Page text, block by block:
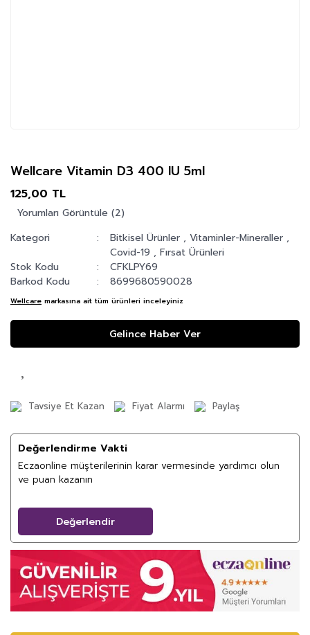
Wellcare Vitamin D3 400 IU 5ml
125,00 TL
Yorumları Görüntüle (2)
Kategori
Bitkisel Ürünler ,Vitaminler-Mineraller ,
Covid-19 ,Fırsat Ürünleri
Stok Kodu
CFKLPY69
Barkod Kodu
8699680590028
Wellcare markasına ait tüm ürünleri inceleyiniz
Gelince Haber Ver
Tavsiye Et Kazan Fiyat Alarmı Paylaş
Değerlendirme Vakti
Eczaonline müşterilerinin karar vermesinde yardımcı olun
ve puan kazanın
Değerlendir